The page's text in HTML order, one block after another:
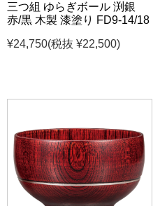
三つ組 ゆらぎボール 渕銀
赤/黒 木製 漆塗り FD9-14/18
¥24,750(税抜 ¥22,500)